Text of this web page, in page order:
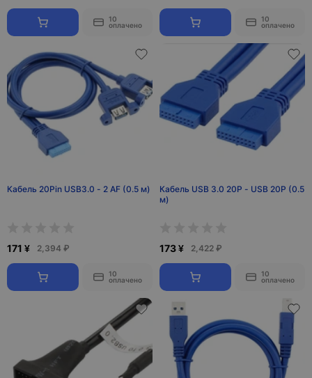
10
оплачено
10
оплачено
Кабель 20Pin USB3.0 - 2 AF (0.5 м)
171 ¥ 2,394 ₽
10
оплачено
Кабель USB 3.0 20P - USB 20P (0.5
м)
173 ¥ 2,422 ₽
10
оплачено